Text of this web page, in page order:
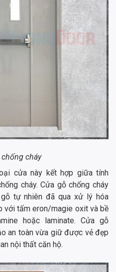
cháy
cửa này kết hợp giữa tính
cháy. Cửa gỗ chống cháy
tự nhiên đã qua xử lý hóa
với tấm eron/magie oxit và bề
hoặc laminate. Cửa gỗ
an toàn vừa giữ được vẻ đẹp
nội thất căn hộ.